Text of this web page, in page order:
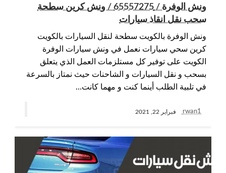
ونش الوفرة / 65557275 / ونش كرين سطحة
سحب نقل انقاذ سيارات
ونش الوفرة بالكويت سطحة لنقل السيارات بالكويت
كرين سحي سيارات نعمل في ونش سيارات الوفرة
الكويت على توفير كل مستلزمات العمل الذي يتعلق
بسحب و نقل السيارات و الشاحنات حيث نمتاز بالسرعة
في تلبية الطلب أينما كنت و مهما كانت…
rwan1 فبراير 22, 2021